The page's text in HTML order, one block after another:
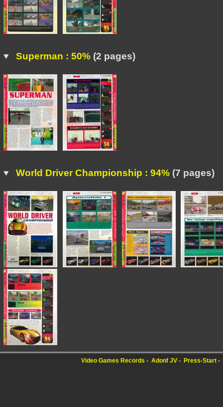
Superman : 50%(2 pages)
World Driver Championship : 94%(7 pages)
Video Games Records Adonf JV Press-Start